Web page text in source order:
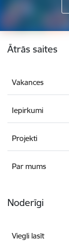
Kājene
Ātrās saites
Vakances
Iepirkumi
Projekti
Par mums
Noderīgi
Viegli lasīt